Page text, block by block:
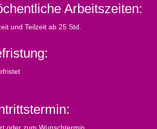
Arbeitszeiten:
und Teilzeit ab 25 Std.
oder zum Wunschtermin